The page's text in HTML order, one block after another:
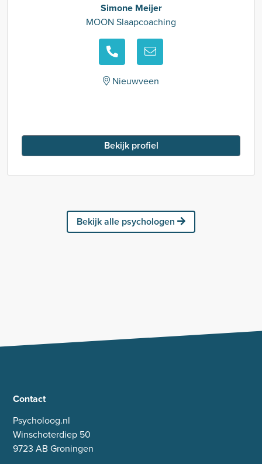
Simone Meijer
MOON Slaapcoaching
Nieuwveen
Bekijk profiel
Bekijk alle psychologen
Contact
Psycholoog.nl
Winschoterdiep 50
9723 AB Groningen